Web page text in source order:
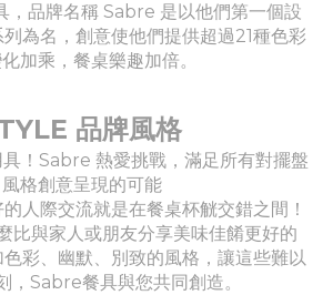
，品牌名稱 Sabre 是以他們第一個設
為名，創意使他們提供超過21種色彩
加乘，餐桌樂趣加倍。
品牌風格
！Sabre 熱愛挑戰，滿足所有對擺盤
風格創意呈現的可能
人際交流就是在餐桌杯觥交錯之間！
比與家人或朋友分享美味佳餚更好的
彩、幽默、別致的風格，讓這些難以
，Sabre餐具與您共同創造。